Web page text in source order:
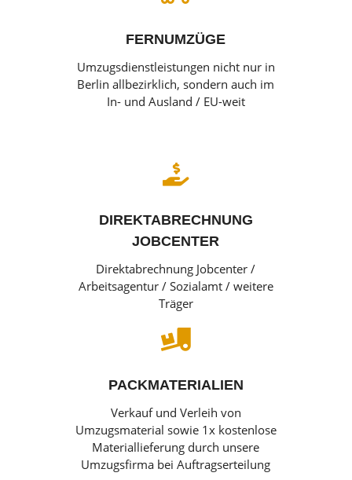
FERNUMZÜGE
Umzugsdienstleistungen nicht nur in
Berlin allbezirklich, sondern auch im
In- und Ausland / EU-weit

DIREKTABRECHNUNG
JOBCENTER
Direktabrechnung Jobcenter /
Arbeitsagentur / Sozialamt / weitere
Träger

PACKMATERIALIEN
Verkauf und Verleih von
Umzugsmaterial sowie 1x kostenlose
Materiallieferung durch unsere
Umzugsfirma bei Auftragserteilung